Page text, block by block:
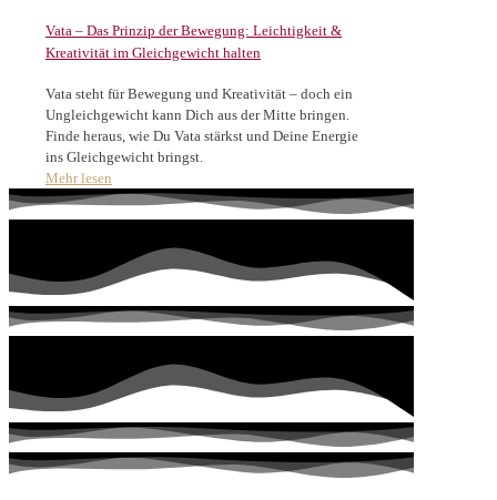
Vata – Das Prinzip der Bewegung: Leichtigkeit &
Kreativität im Gleichgewicht halten
Vata steht für Bewegung und Kreativität – doch ein
Ungleichgewicht kann Dich aus der Mitte bringen.
Finde heraus, wie Du Vata stärkst und Deine Energie
ins Gleichgewicht bringst.
Mehr lesen